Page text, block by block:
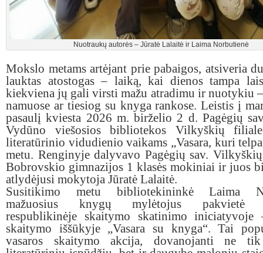
Nuotraukų autorės – Jūratė Lalaitė ir Laima Norbutienė
Mokslo metams artėjant prie pabaigos, atsiveria
lauktas atostogas – laiką, kai dienos tampa
kiekviena jų gali virsti mažu atradimu ir nuotykiu
namuose ar tiesiog su knyga rankose. Leistis į
pasaulį kviesta 2026 m. birželio 2 d. Pagėgių
Vydūno viešosios bibliotekos Vilkyškių
literatūrinio vidudienio vaikams „Vasara, kuri
metu. Renginyje dalyvavo Pagėgių sav. Vilkyškių
Bobrovskio gimnazijos 1 klasės mokiniai ir juos
atlydėjusi mokytoja Jūratė Lalaitė.
Susitikimo metu bibliotekininkė Laima
mažuosius knygų mylėtojus pakvietė
respublikinėje skaitymo skatinimo iniciatyvoje
skaitymo iššūkyje „Vasara su knyga“. Tai
vasaros skaitymo akcija, dovanojanti ne tik